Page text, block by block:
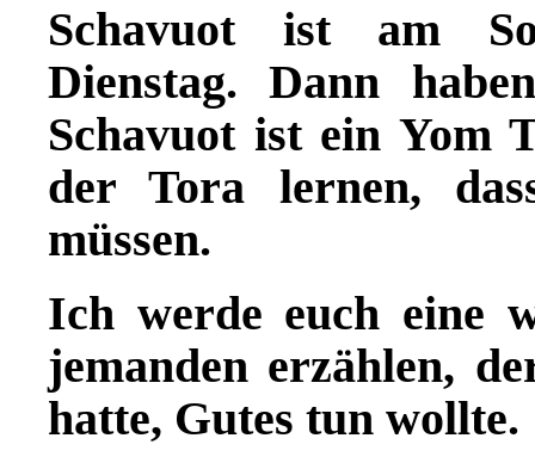
Schavuot ist am S
Dienstag. Dann
Schavuot ist ein Yom
der Tora lernen,
müssen.
Ich werde euch eine
jemanden erzählen,
hatte, Gutes tun wollte.